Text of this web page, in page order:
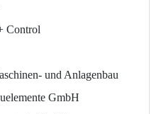
Control
und Anlagenbau
GmbH